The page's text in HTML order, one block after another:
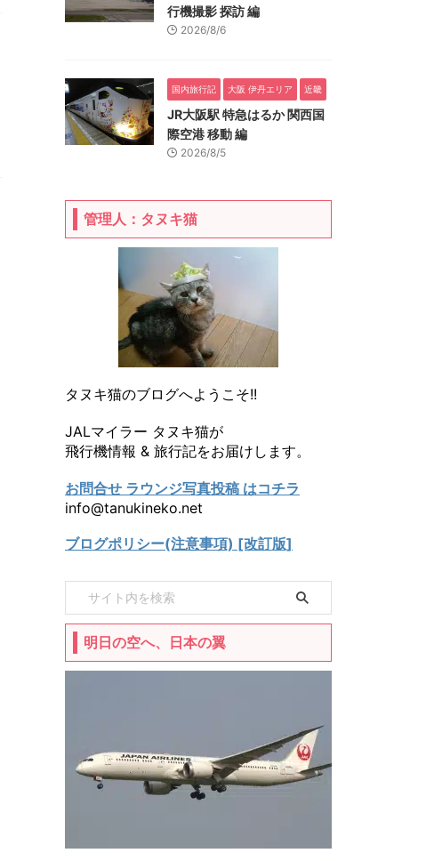
行機撮影 探訪 編
2026/8/6
国内旅行記 大阪 伊丹エリア 近畿
JR大阪駅 特急はるか 関西国
際空港 移動 編
2026/8/5
管理人：タヌキ猫
タヌキ猫のブログへようこそ!!
JALマイラー タヌキ猫が
飛行機情報 & 旅行記をお届けします。
お問合せ ラウンジ写真投稿 はコチラ
info@tanukineko.net
ブログポリシー(注意事項) [改訂版]
明日の空へ、日本の翼